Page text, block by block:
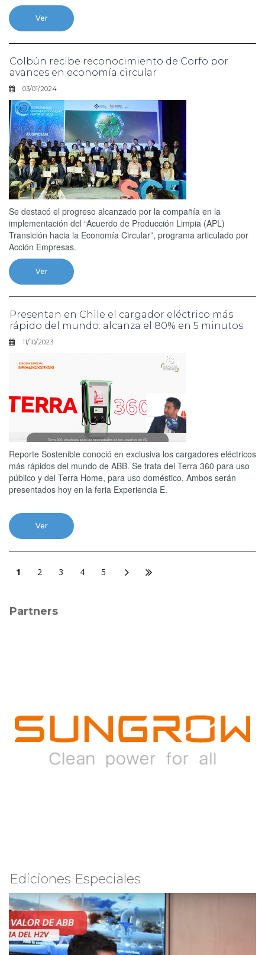
Ver
Colbún recibe reconocimiento de Corfo por
avances en economía circular
03/01/2024
Se destacó el progreso alcanzado por la compañía en la
implementación del “Acuerdo de Producción Limpia (APL)
Transición hacia la Economía Circular”, programa articulado por
Acción Empresas.
Ver
Presentan en Chile el cargador eléctrico más
rápido del mundo: alcanza el 80% en 5 minutos
11/10/2023
Reporte Sostenible conoció en exclusiva los cargadores eléctricos
más rápidos del mundo de ABB. Se trata del Terra 360 para uso
público y del Terra Home, para uso doméstico. Ambos serán
presentados hoy en la feria Experiencia E.
Ver
1 2 3 4 5
Partners
Ediciones Especiales